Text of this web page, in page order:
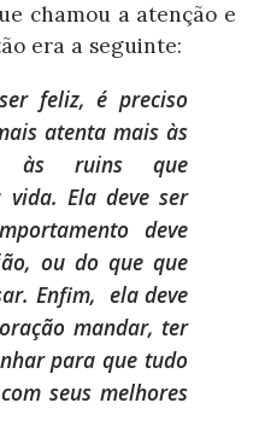
chamou a atenção e
era a seguinte:
feliz, é preciso
atenta mais às
às ruins que
vida. Ela deve ser
deve
ou do que que
Enfim, ela deve
mandar, ter
para que tudo
seus melhores